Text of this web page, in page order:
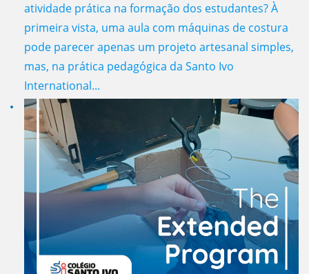
atividade prática na formação dos estudantes? À
primeira vista, uma aula com máquinas de costura
pode parecer apenas um projeto artesanal simples,
mas, na prática pedagógica da Santo Ivo
International...